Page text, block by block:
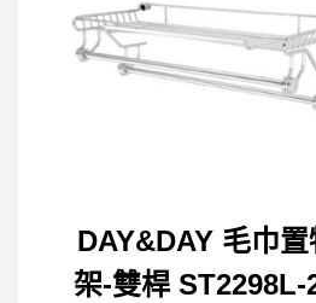
DAY&DAY 毛巾置
架-雙桿 ST2298L-